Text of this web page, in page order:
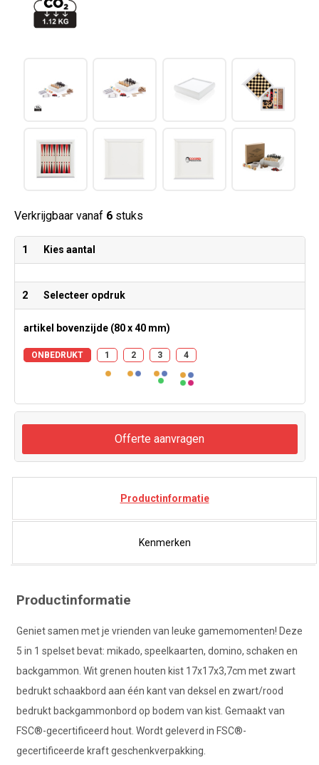
Verkrijgbaar vanaf 6stuks
1 Kies aantal
2 Selecteer opdruk
artikel bovenzijde (80 x 40 mm)
ONBEDRUKT 1 2 3 4
Offerte aanvragen
Productinformatie
Kenmerken
Productinformatie
Geniet samen met je vrienden van leuke gamemomenten! Deze
5 in 1 spelset bevat: mikado, speelkaarten, domino, schaken en
backgammon. Wit grenen houten kist 17x17x3,7cm met zwart
bedrukt schaakbord aan één kant van deksel en zwart/rood
bedrukt backgammonbord op bodem van kist. Gemaakt van
FSC®-gecertificeerd hout. Wordt geleverd in FSC®-
gecertificeerde kraft geschenkverpakking.